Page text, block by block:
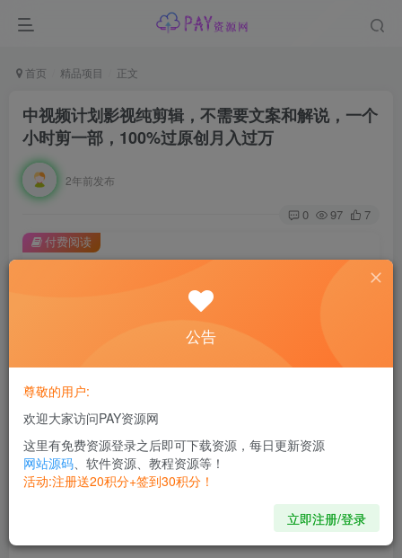
首页 精品项目 正文
中视频计划影视纯剪辑，不需要文案和解说，一个
小时剪一部，100%过原创月入过万
2年前发布
0 97 7
此内容为付费阅读，请付费后查看
会员专属资源
黄金会员免费 钻石会员免费
付费阅读
Happiness isn't about getting what you want all the time,
it's about loving what you have.
幸福并不是一味得到自己想要的，而是珍爱自己拥有的
公告
尊敬的用户:
欢迎大家访问PAY资源网
这里有免费资源登录之后即可下载资源，每日更新资源
网站源码、软件资源、教程资源等！
活动:注册送20积分+签到30积分！
立即注册/登录